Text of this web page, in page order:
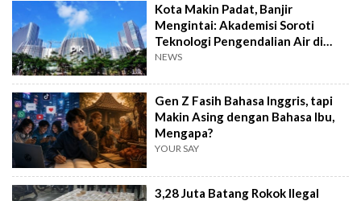
Kota Makin Padat, Banjir
Mengintai: Akademisi Soroti
Teknologi Pengendalian Air di
PIK2
NEWS
Gen Z Fasih Bahasa Inggris, tapi
Makin Asing dengan Bahasa Ibu,
Mengapa?
YOUR SAY
3,28 Juta Batang Rokok Ilegal